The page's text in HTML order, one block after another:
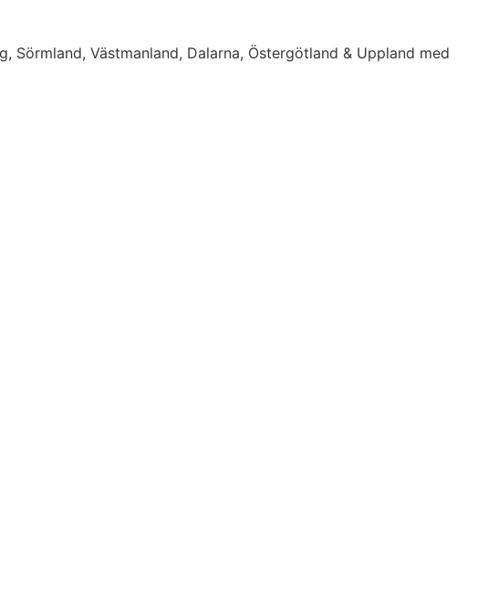
Västmanland, Dalarna, Östergötland & Uppland med